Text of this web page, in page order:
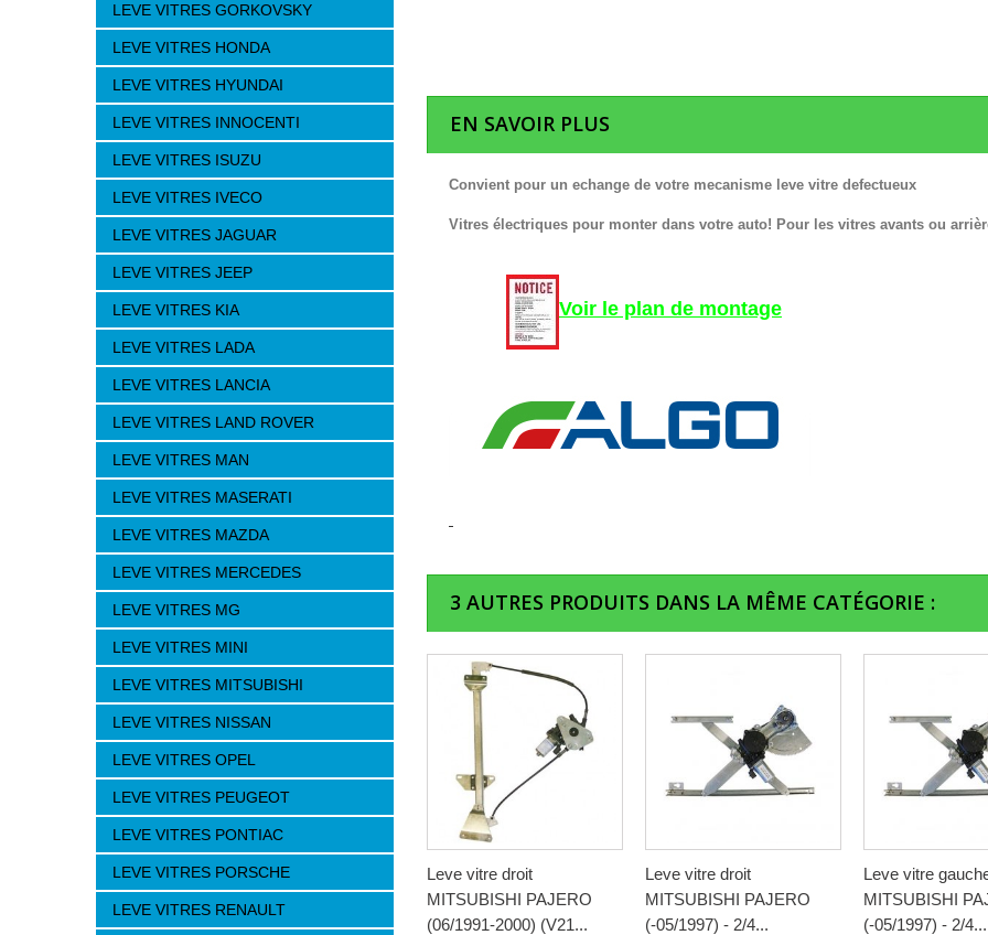
LEVE VITRES GORKOVSKY
LEVE VITRES HONDA
LEVE VITRES HYUNDAI
LEVE VITRES INNOCENTI
LEVE VITRES ISUZU
LEVE VITRES IVECO
LEVE VITRES JAGUAR
LEVE VITRES JEEP
LEVE VITRES KIA
LEVE VITRES LADA
LEVE VITRES LANCIA
LEVE VITRES LAND ROVER
LEVE VITRES MAN
LEVE VITRES MASERATI
LEVE VITRES MAZDA
LEVE VITRES MERCEDES
LEVE VITRES MG
LEVE VITRES MINI
LEVE VITRES MITSUBISHI
LEVE VITRES NISSAN
LEVE VITRES OPEL
LEVE VITRES PEUGEOT
LEVE VITRES PONTIAC
LEVE VITRES PORSCHE
LEVE VITRES RENAULT
EN SAVOIR PLUS
Convient pour un echange de votre mecanisme leve vitre defectueux
Vitres électriques pour monter dans votre auto! Pour les vitres avants ou
Voir le plan de montage
3 AUTRES PRODUITS DANS LA MÊME CATÉGORIE :
Leve vitre droit
MITSUBISHI PAJERO
(06/1991-2000) (V21...
Leve vitre droit
MITSUBISHI PAJERO
(-05/1997) - 2/4...
Leve vitre
MITSUBISHI
(-05/1997) - 2/4...